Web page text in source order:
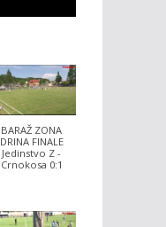
BARAŽ ZONA
DRINA FINALE
Jedinstvo Z -
Crnokosa 0:1